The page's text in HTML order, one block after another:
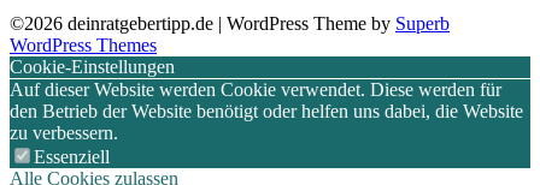
©2026 deinratgebertipp.de | WordPress Theme by Superb
WordPress Themes
Cookie-Einstellungen
Auf dieser Website werden Cookie verwendet. Diese werden für
den Betrieb der Website benötigt oder helfen uns dabei, die Website
zu verbessern.
Essenziell
Alle Cookies zulassen